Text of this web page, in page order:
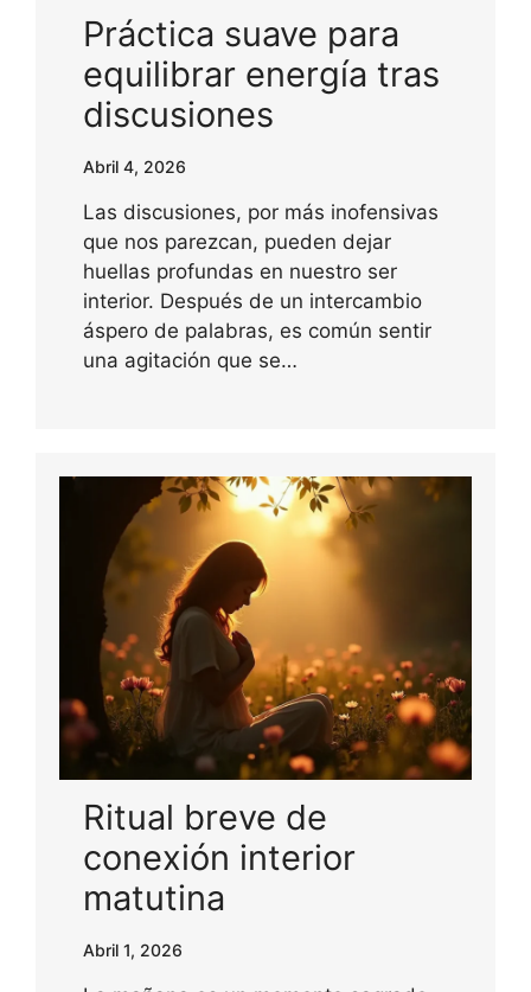
Práctica suave para
equilibrar energía tras
discusiones
Abril 4, 2026
Las discusiones, por más inofensivas
que nos parezcan, pueden dejar
huellas profundas en nuestro ser
interior. Después de un intercambio
áspero de palabras, es común sentir
una agitación que se…
Ritual breve de
conexión interior
matutina
Abril 1, 2026